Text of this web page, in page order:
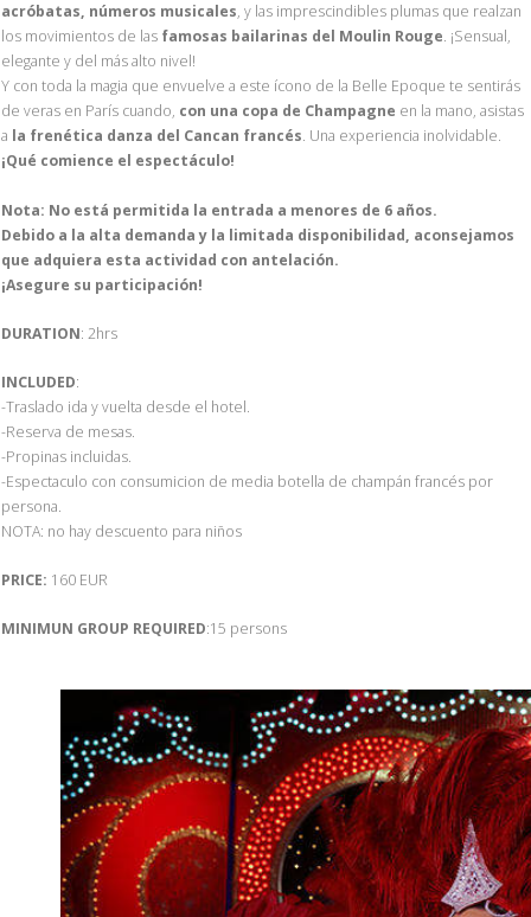
acróbatas, números musicales, y las imprescindibles plumas que realzan
los movimientos de las famosas bailarinas del Moulin Rouge. ¡Sensual,
elegante y del más alto nivel!
Y con toda la magia que envuelve a este ícono de la Belle Epoque te sentirás
de veras en París cuando, con una copa de Champagne en la mano, asistas
a la frenética danza del Cancan francés. Una experiencia inolvidable.
¡Qué comience el espectáculo!
Nota: No está permitida la entrada a menores de 6 años.
Debido a la alta demanda y la limitada disponibilidad, aconsejamos
que adquiera esta actividad con antelación.
¡Asegure su participación!
DURATION: 2hrs
INCLUDED:
-Traslado ida y vuelta desde el hotel.
-Reserva de mesas.
-Propinas incluidas.
-Espectaculo con consumicion de media botella de champán francés por
persona.
NOTA: no hay descuento para niños
PRICE: 160 EUR
MINIMUN GROUP REQUIRED:15 persons